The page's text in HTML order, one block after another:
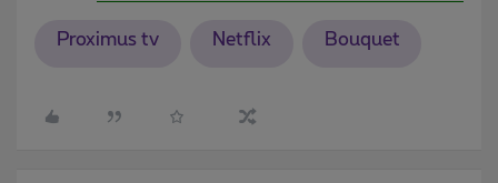
Proximus tv Netflix Bouquet